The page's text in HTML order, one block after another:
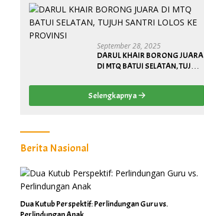
September 28, 2025
DARUL KHAIR BORONG JUARA
DI MTQ BATUI SELATAN, TUJUH
Selengkapnya
Berita Nasional
Dua Kutub Perspektif: Perlindungan Guru vs.